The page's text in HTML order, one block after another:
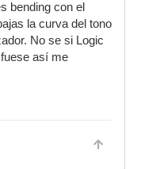
bending con el
la curva del tono
No se si Logic
así me